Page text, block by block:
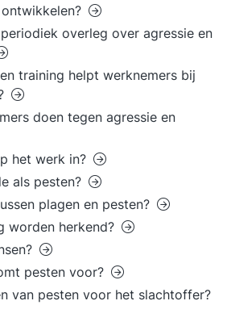
overleg over agressie en
training helpt werknemers bij
doen tegen agressie en
het werk in?
als pesten?
plagen en pesten?
worden herkend?
pesten voor?
van pesten voor het slachtoffer?